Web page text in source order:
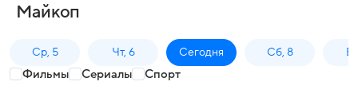
Майкоп
Ср, 5 Чт, 6 Сегодня Сб, 8
Фильмы Сериалы Спорт